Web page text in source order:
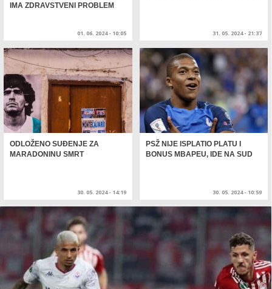
IMA ZDRAVSTVENI PROBLEM
01. 06. 2024 - 10:05 31. 05. 2024 - 21:37
ODLOŽENO SUĐENJE ZA
MARADONINU SMRT
30. 05. 2024 - 14:19
PSŽ NIJE ISPLATIO PLATU I
BONUS MBAPEU, IDE NA SUD
30. 05. 2024 - 10:59